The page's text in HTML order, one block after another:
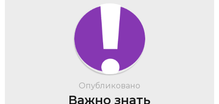
Опубликовано
Важно знать